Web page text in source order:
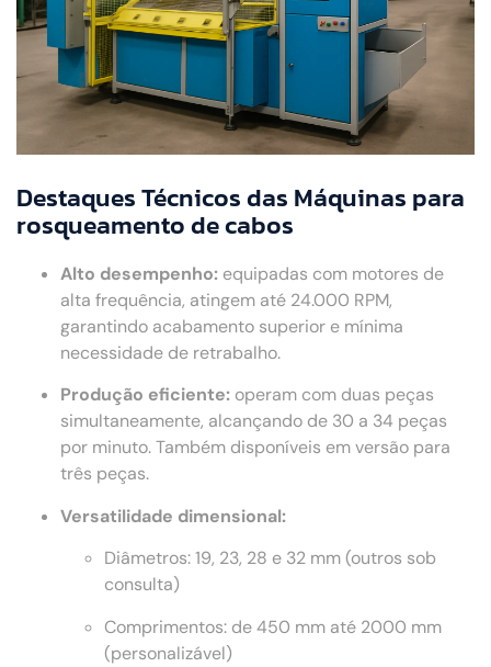
Destaques Técnicos das Máquinas para
rosqueamento de cabos
Alto desempenho: equipadas com motores de
alta frequência, atingem até 24.000 RPM,
garantindo acabamento superior e mínima
necessidade de retrabalho.
Produção eficiente: operam com duas peças
simultaneamente, alcançando de 30 a 34 peças
por minuto. Também disponíveis em versão para
três peças.
Versatilidade dimensional:
Diâmetros: 19, 23, 28 e 32 mm (outros sob
consulta)
Comprimentos: de 450 mm até 2000 mm
(personalizável)